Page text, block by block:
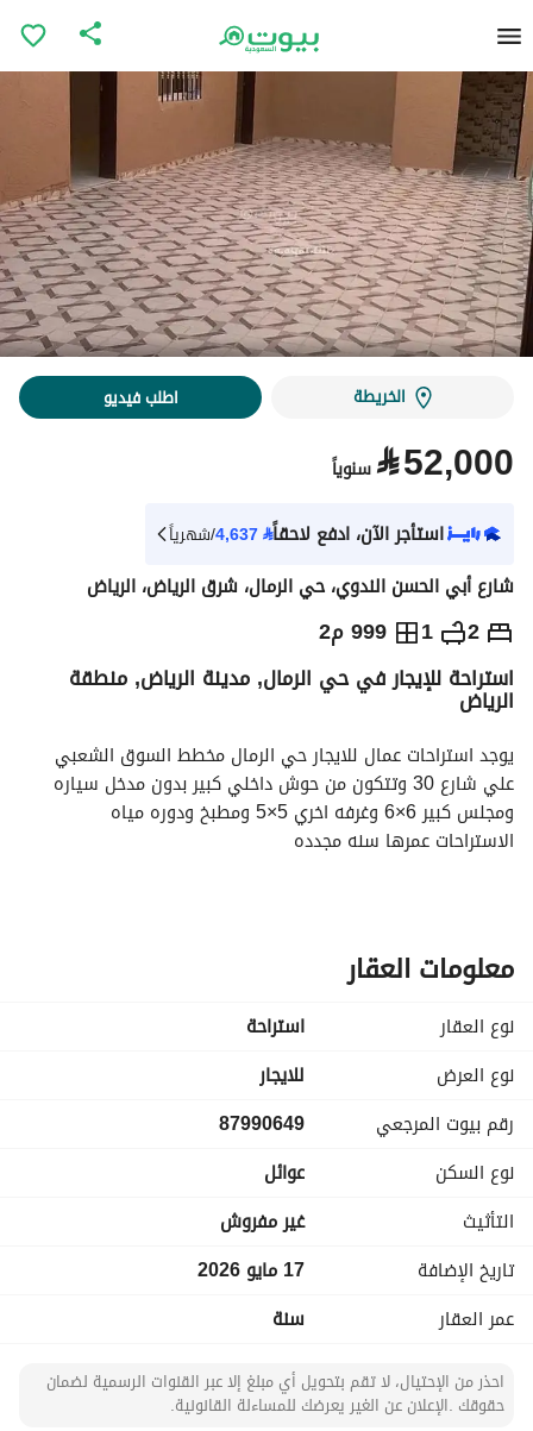
الخريطة اطلب فيديو
⃁52,000 سنوياً
استأجر الآن، ادفع لاحقاً⃁
4,637/شهرياً
شارع أبي الحسن الندوي، حي الرمال، شرق الرياض، الرياض
2
1 999 م2 ⃁
52,000سنوياً
الإعلان الاماكن القريبة
استراحة للإيجار في حي الرمال, مدينة الرياض, منطقة
الرياض
ومجلس كبير 6×6 وغرفه اخري 5×5 ومطبخ ودوره مياه
الاستراحات عمرها سنه مجدده
معلومات العقار
نوع العقار
استراحة
نوع العرض
للايجار
رقم بيوت المرجعي
87990649
نوع السكن
عوائل
التأثيث
غير مفروش
تاريخ الإضافة
17 مايو 2026
عمر العقار
سنة
احذر من الإحتيال، لا تقم بتحويل أي مبلغ إلا عبر القنوات الرسمية لضمان
حقوقك .الإعلان عن الغير يعرضك للمساءلة القانونية.